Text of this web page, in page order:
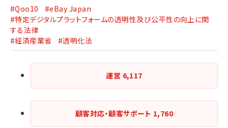
#Qoo10
#eBay Japan
#特定デジタルプラットフォームの透明性及び公平性の向上に関
する法律
#経済産業省
#透明化法
運営 6,117
顧客対応・顧客サポート 1,760